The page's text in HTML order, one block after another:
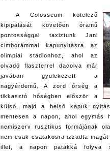
A Colosseum kötelező
kipipálását követően óramű
pontossággal taxiztunk Jani
cimborámmal kapunyitásra az
olimpiai stadionhoz, ahol az
olvadó flaszterrel dacolva már
javában gyülekezett a
nagyérdemű. A zord őrség a
tikkasztó hőségben először a
külső, majd a belső kapuk
mentesen a napon, ahol egymás
nemiszerv rusztikus formájának
nem csak csatakosra izzadta
illet, a napon patakká folyva